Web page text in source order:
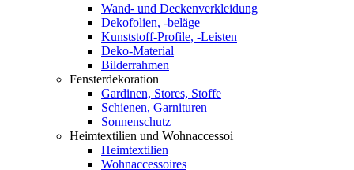
Wand- und Deckenverkleidung
Dekofolien, -beläge
Kunststoff-Profile, -Leisten
Deko-Material
Bilderrahmen
Fensterdekoration
Gardinen, Stores, Stoffe
Schienen, Garnituren
Sonnenschutz
Heimtextilien und Wohnaccessoi
Heimtextilien
Wohnaccessoires